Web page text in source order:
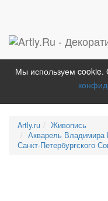
Мы используем cookie.
Artly.ru
Живопись
Акварель Владимира
Санкт-Петербургского